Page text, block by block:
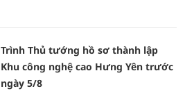
Trình Thủ tướng hồ sơ thành lập
Khu công nghệ cao Hưng Yên trước
ngày 5/8